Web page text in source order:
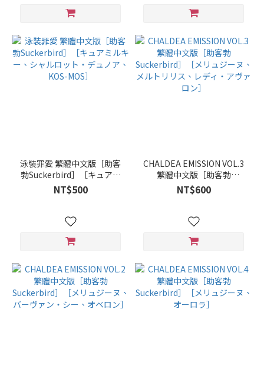
泳裝罪愛 繁體中文版［助客
勃Suckerbird］［キュアミ
ルキー、シャルロット・デ
ュノア、KOS-MOS］
NT$500
CHALDEA EMISSION VOL.3
繁體中文版［助客勃
Suckerbird］［メリュジー
ヌ、メルトリリス、レデ
NT$600